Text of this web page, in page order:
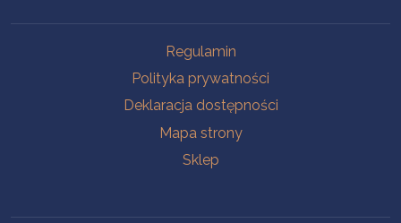
Regulamin
Polityka prywatności
Deklaracja dostępności
Mapa strony
Sklep